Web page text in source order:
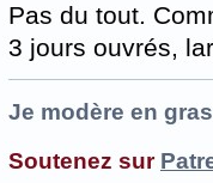
Pas du tout.
3 jours ouvrés,
Je modère en
Soutenez sur